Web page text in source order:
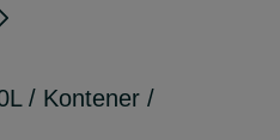
/ Kontener /